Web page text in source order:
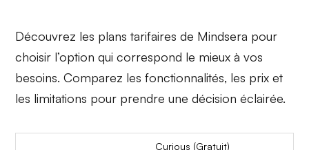
Découvrez les plans tarifaires de Mindsera pour
choisir l’option qui correspond le mieux à vos
besoins. Comparez les fonctionnalités, les prix et
les limitations pour prendre une décision éclairée.
Curious (Gratuit)